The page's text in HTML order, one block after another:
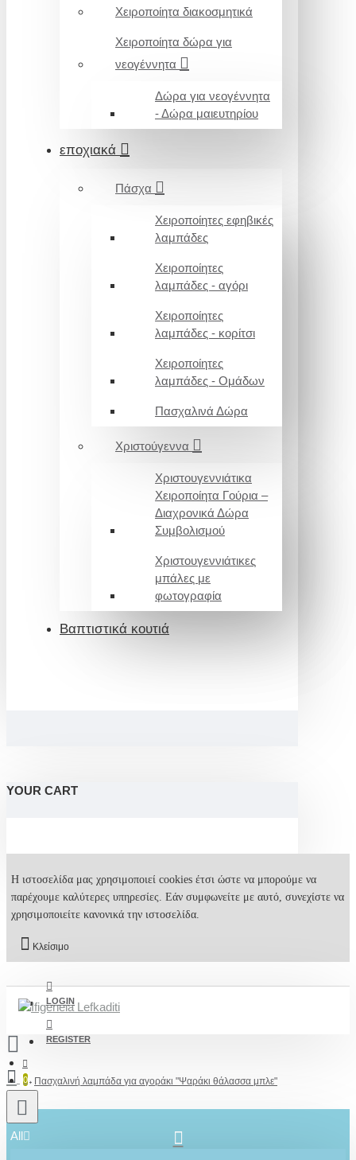
Χειροποίητα διακοσμητικά
Χειροποίητα δώρα για
νεογέννητα
Δώρα για νεογέννητα
- Δώρα μαιευτηρίου
εποχιακά
Πάσχα
Χειροποίητες εφηβικές
λαμπάδες
Χειροποίητες
λαμπάδες - αγόρι
Χειροποίητες
λαμπάδες - κορίτσι
Χειροποίητες
λαμπάδες - Ομάδων
Πασχαλινά Δώρα
Χριστούγεννα
Χριστουγεννιάτικα
Χειροποίητα Γούρια –
Διαχρονικά Δώρα
Συμβολισμού
Χριστουγεννιάτικες
μπάλες με
φωτογραφία
Βαπτιστικά κουτιά
YOUR CART
Η ιστοσελίδα μας χρησιμοποιεί cookies έτσι ώστε να μπορούμε να
παρέχουμε καλύτερες υπηρεσίες. Εάν συμφωνείτε με αυτό, συνεχίστε να
χρησιμοποιείτε κανονικά την ιστοσελίδα.
Κλείσιμο
LOGIN
REGISTER
0
All
Πασχαλινή λαμπάδα για αγοράκι "Ψαράκι θάλασσα μπλε"